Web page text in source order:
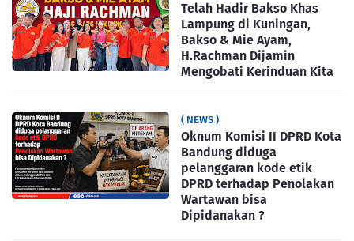
Telah Hadir Bakso Khas
Lampung di Kuningan,
Bakso & Mie Ayam,
H.Rachman Dijamin
Mengobati Kerinduan Kita
( NEWS )
Oknum Komisi II DPRD Kota
Bandung diduga
pelanggaran kode etik
DPRD terhadap Penolakan
Wartawan bisa
Dipidanakan ?